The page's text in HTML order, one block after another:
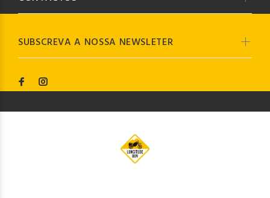
SUBSCREVA A NOSSA NEWSLETER